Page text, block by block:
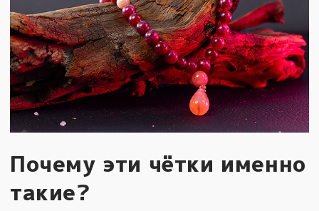
Почему эти чётки именно
такие?